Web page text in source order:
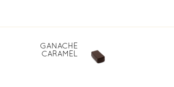
GANACHE
CARAMEL